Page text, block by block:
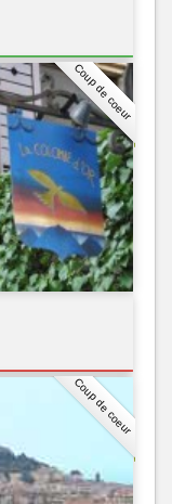
Coup de coeur
Coup de coeur